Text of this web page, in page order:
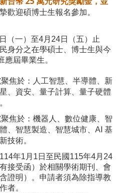
摯歡迎碩博士生報名參加。
（一）至4月24日（五）止
身分之在學碩士、博士生與今
屆畢業生。
焦於：人工智慧、半導體、新
、資安、量子計算、量子硬體
焦於：機器人、數位健康、智
、智慧製造、智慧城市、AI 基
技術。
年1月1日至民國115年4月24
接受函）於相關學術期刊、會
證明）。申請者須為除指導教
者。